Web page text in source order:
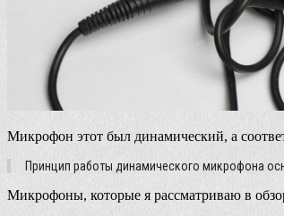
Микрофон этот был динамический, а
Принцип работы динамического микрофона
Микрофоны, которые я рассматриваю в